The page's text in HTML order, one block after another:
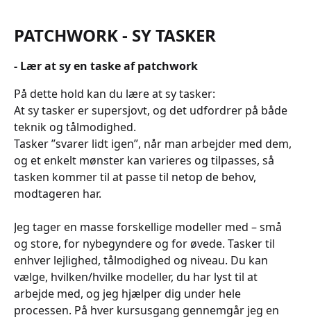
PATCHWORK - SY TASKER
- Lær at sy en taske af patchwork
På dette hold kan du lære at sy tasker:
At sy tasker er supersjovt, og det udfordrer på både
teknik og tålmodighed.
Tasker ”svarer lidt igen”, når man arbejder med dem,
og et enkelt mønster kan varieres og tilpasses, så
tasken kommer til at passe til netop de behov,
modtageren har.
Jeg tager en masse forskellige modeller med – små
og store, for nybegyndere og for øvede. Tasker til
enhver lejlighed, tålmodighed og niveau. Du kan
vælge, hvilken/hvilke modeller, du har lyst til at
arbejde med, og jeg hjælper dig under hele
processen. På hver kursusgang gennemgår jeg en